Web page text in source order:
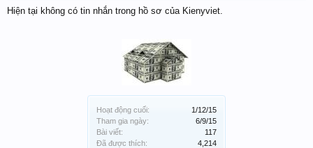
Hoạt động cuối:
1/12/15
Tham gia ngày:
6/9/15
Bài viết:
117
Đã được thích:
4,214
Hiện tại không có tin nhắn trong hồ sơ của Kienyviet.